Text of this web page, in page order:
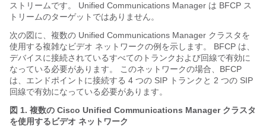
ストリームです。 Unified Communications Manager は BFCP ス
トリームのターゲットではありません。
次の図に、複数の Unified Communications Manager クラスタを
使用する複雑なビデオ ネットワークの例を示します。 BFCP は、
デバイスに接続されているすべてのトランクおよび回線で有効に
なっている必要があります。 このネットワークの場合、BFCP
は、エンドポイントに接続する 4 つの SIP トランクと 2 つの SIP
回線で有効になっている必要があります。
図 1. 複数の Cisco Unified Communications Manager クラスタ
を使用するビデオ ネットワーク